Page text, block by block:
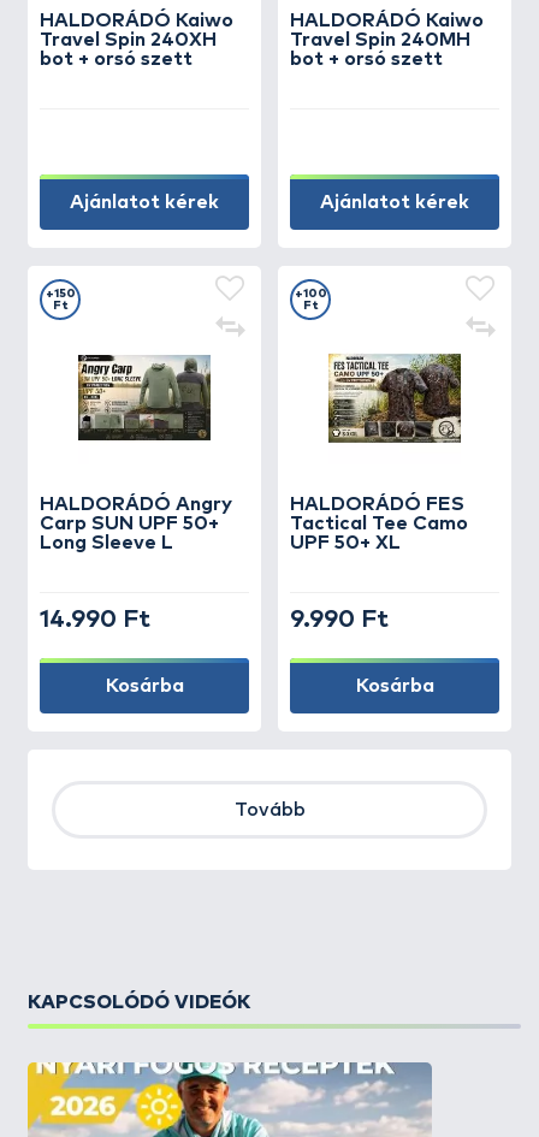
HALDORÁDÓ Kaiwo
Travel Spin 240XH
bot + orsó szett
Ajánlatot kérek
HALDORÁDÓ Kaiwo
Travel Spin 240MH
bot + orsó szett
Ajánlatot kérek
HALDORÁDÓ Angry
Carp SUN UPF 50+
Long Sleeve L
+150
Ft
14.990 Ft
Kosárba
HALDORÁDÓ FES
Tactical Tee Camo
UPF 50+ XL
+100
Ft
9.990 Ft
Kosárba
Tovább
KAPCSOLÓDÓ VIDEÓK